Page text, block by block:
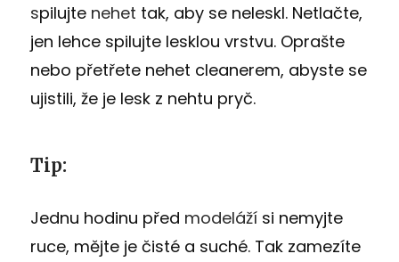
spilujte nehet tak, aby se neleskl. Netlačte,
jen lehce spilujte lesklou vrstvu. Oprašte
nebo přetřete nehet cleanerem, abyste se
ujistili, že je lesk z nehtu pryč.
Tip:
Jednu hodinu před modeláží si nemyjte
ruce, mějte je čisté a suché. Tak zamezíte